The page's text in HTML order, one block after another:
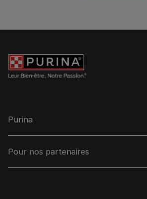
Purina
Pour nos partenaires